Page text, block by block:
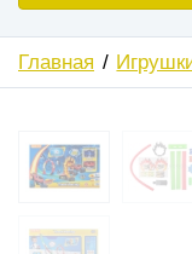
Главная
ХИТ